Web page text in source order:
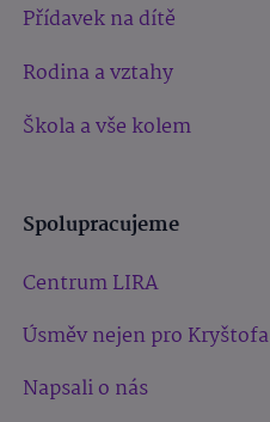
Přídavek na dítě
Rodina a vztahy
Škola a vše kolem
Spolupracujeme
Centrum LIRA
Úsměv nejen pro Kryštofa
Napsali o nás